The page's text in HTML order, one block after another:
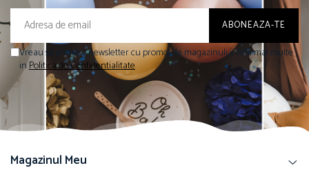
Vreau sa primesc newsletter cu promotiile magazinului. Afla mai multe
inPolitica de Confidentialitate
Magazinul Meu